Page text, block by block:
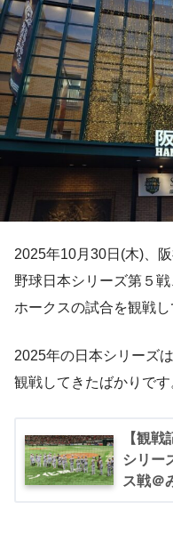
2025年10月30日(木)、
野球日本シリーズ第５
ホークスの試合を観戦し
2025年の日本シリーズ
観戦してきたばかりです
【観
シリー
ス戦＠